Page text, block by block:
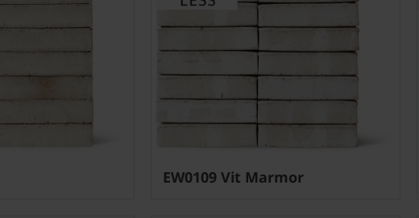
EW0109 Vit Marmor